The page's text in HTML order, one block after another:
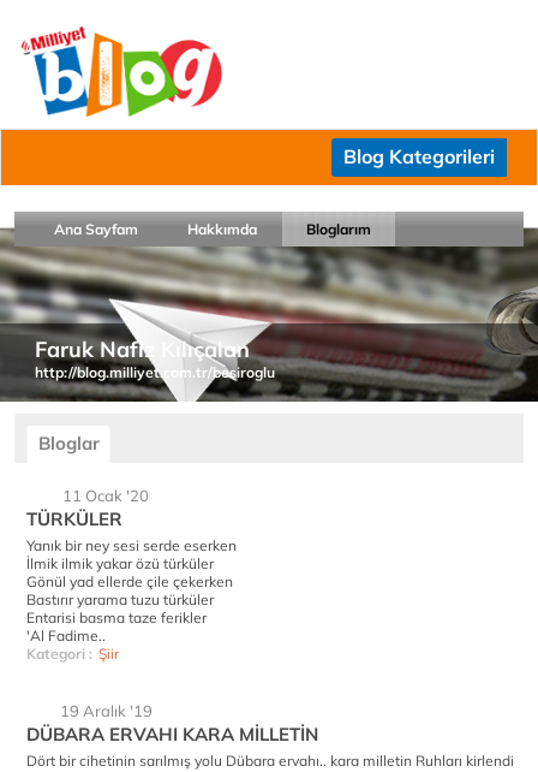
Blog Kategorileri
Ana Sayfam Hakkımda Bloglarım
Faruk Nafiz Kılıçalan
http://blog.milliyet.com.tr/besiroglu
Bloglar
11 Ocak '20
TÜRKÜLER
Yanık bir ney sesi serde eserken
İlmik ilmik yakar özü türküler
Gönül yad ellerde çile çekerken
Bastırır yarama tuzu türküler
Entarisi basma taze ferikler
'Al Fadime..
Kategori : Şiir
19 Aralık '19
DÜBARA ERVAHI KARA MİLLETİN
Dört bir cihetinin sarılmış yolu Dübara ervahı.. kara milletin Ruhları kirlendi